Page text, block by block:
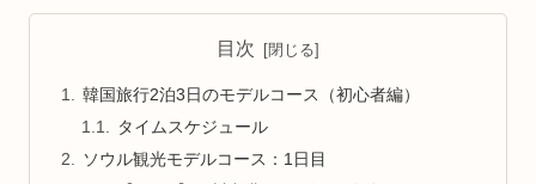
目次
韓国旅行2泊3日のモデルコース（初心者編）
タイムスケジュール
ソウル観光モデルコース：1日目